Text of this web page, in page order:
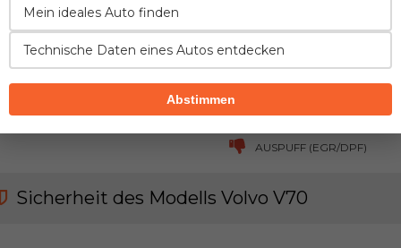
KRAFTSTOFFVERSORGUNGLUFTEINFLUSS KÜHLSYSTEM
AUSPUFF (EGR/DPF)
Sicherheit des Modells Volvo V70
Mein ideales Auto finden
Technische Daten eines Autos entdecken
Abstimmen